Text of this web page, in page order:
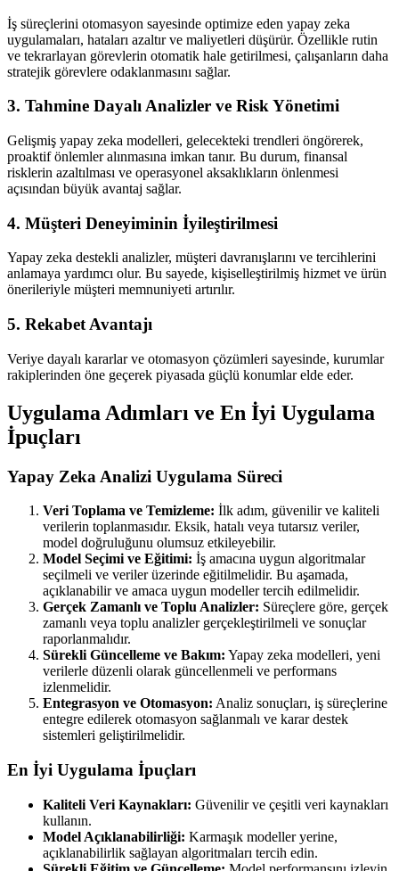
İş süreçlerini otomasyon sayesinde optimize eden yapay zeka
uygulamaları, hataları azaltır ve maliyetleri düşürür. Özellikle rutin
ve tekrarlayan görevlerin otomatik hale getirilmesi, çalışanların daha
stratejik görevlere odaklanmasını sağlar.
3. Tahmine Dayalı Analizler ve Risk Yönetimi
Gelişmiş yapay zeka modelleri, gelecekteki trendleri öngörerek,
proaktif önlemler alınmasına imkan tanır. Bu durum, finansal
risklerin azaltılması ve operasyonel aksaklıkların önlenmesi
açısından büyük avantaj sağlar.
4. Müşteri Deneyiminin İyileştirilmesi
Yapay zeka destekli analizler, müşteri davranışlarını ve tercihlerini
anlamaya yardımcı olur. Bu sayede, kişiselleştirilmiş hizmet ve ürün
önerileriyle müşteri memnuniyeti artırılır.
5. Rekabet Avantajı
Veriye dayalı kararlar ve otomasyon çözümleri sayesinde, kurumlar
rakiplerinden öne geçerek piyasada güçlü konumlar elde eder.
Uygulama Adımları ve En İyi Uygulama
İpuçları
Yapay Zeka Analizi Uygulama Süreci
Veri Toplama ve Temizleme: İlk adım, güvenilir ve kaliteli
verilerin toplanmasıdır. Eksik, hatalı veya tutarsız veriler,
model doğruluğunu olumsuz etkileyebilir.
Model Seçimi ve Eğitimi: İş amacına uygun algoritmalar
seçilmeli ve veriler üzerinde eğitilmelidir. Bu aşamada,
açıklanabilir ve amaca uygun modeller tercih edilmelidir.
Gerçek Zamanlı ve Toplu Analizler: Süreçlere göre, gerçek
zamanlı veya toplu analizler gerçekleştirilmeli ve sonuçlar
raporlanmalıdır.
Sürekli Güncelleme ve Bakım: Yapay zeka modelleri, yeni
verilerle düzenli olarak güncellenmeli ve performans
izlenmelidir.
Entegrasyon ve Otomasyon: Analiz sonuçları, iş süreçlerine
entegre edilerek otomasyon sağlanmalı ve karar destek
sistemleri geliştirilmelidir.
En İyi Uygulama İpuçları
Kaliteli Veri Kaynakları: Güvenilir ve çeşitli veri kaynakları
kullanın.
Model Açıklanabilirliği: Karmaşık modeller yerine,
açıklanabilirlik sağlayan algoritmaları tercih edin.